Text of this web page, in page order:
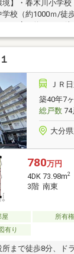
境】・春木川小学
校（約1000ｍ/徒
丁目店（約100ｍ/
（約700ｍ/徒歩9分
ＪＲ
築40年7
総戸数74
大分
780万円
4DK 73.98m2
3階 南東
屋 所有権
有り
所まで徒歩8分、ド